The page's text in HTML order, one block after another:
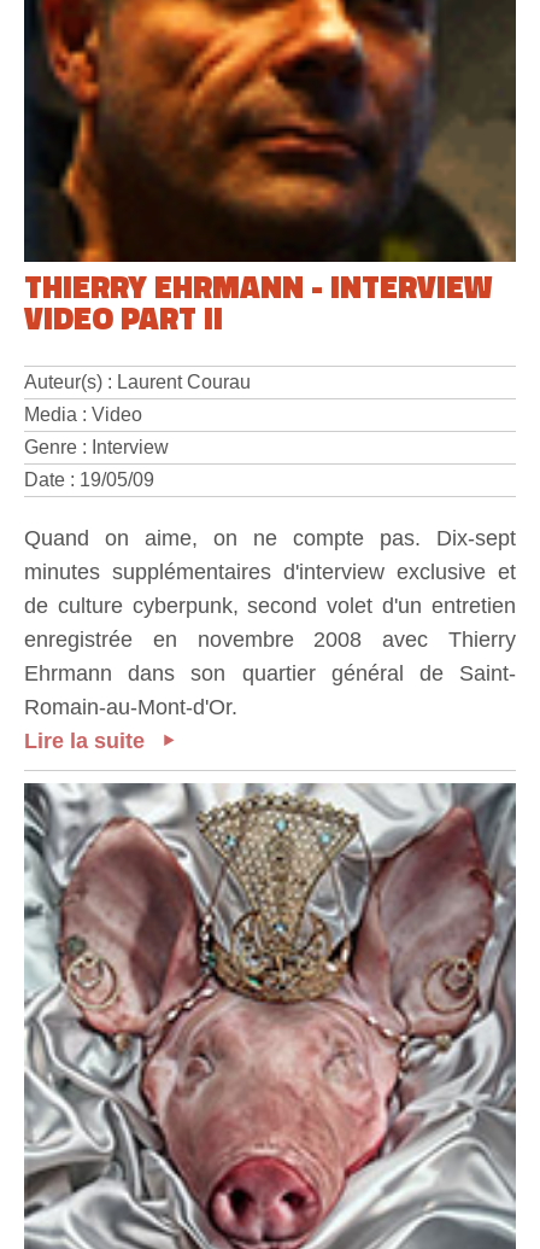
THIERRY EHRMANN - INTERVIEW
VIDEO PART II
Auteur(s) : Laurent Courau
Media : Video
Genre : Interview
Date : 19/05/09
Quand on aime, on ne compte pas. Dix-sept
minutes supplémentaires d'interview exclusive et
de culture cyberpunk, second volet d'un entretien
enregistrée en novembre 2008 avec Thierry
Ehrmann dans son quartier général de Saint-
Romain-au-Mont-d'Or.
Lire la suite